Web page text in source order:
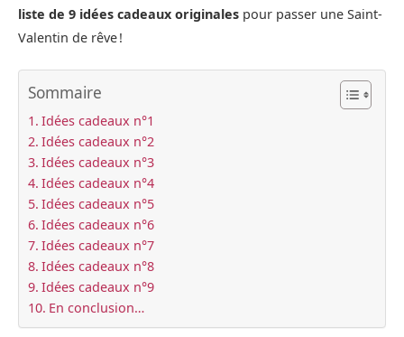
liste de 9 idées cadeaux originales pour passer une Saint-
Valentin de rêve !
Sommaire
Idées cadeaux n°1
Idées cadeaux n°2
Idées cadeaux n°3
Idées cadeaux n°4
Idées cadeaux n°5
Idées cadeaux n°6
Idées cadeaux n°7
Idées cadeaux n°8
Idées cadeaux n°9
En conclusion…